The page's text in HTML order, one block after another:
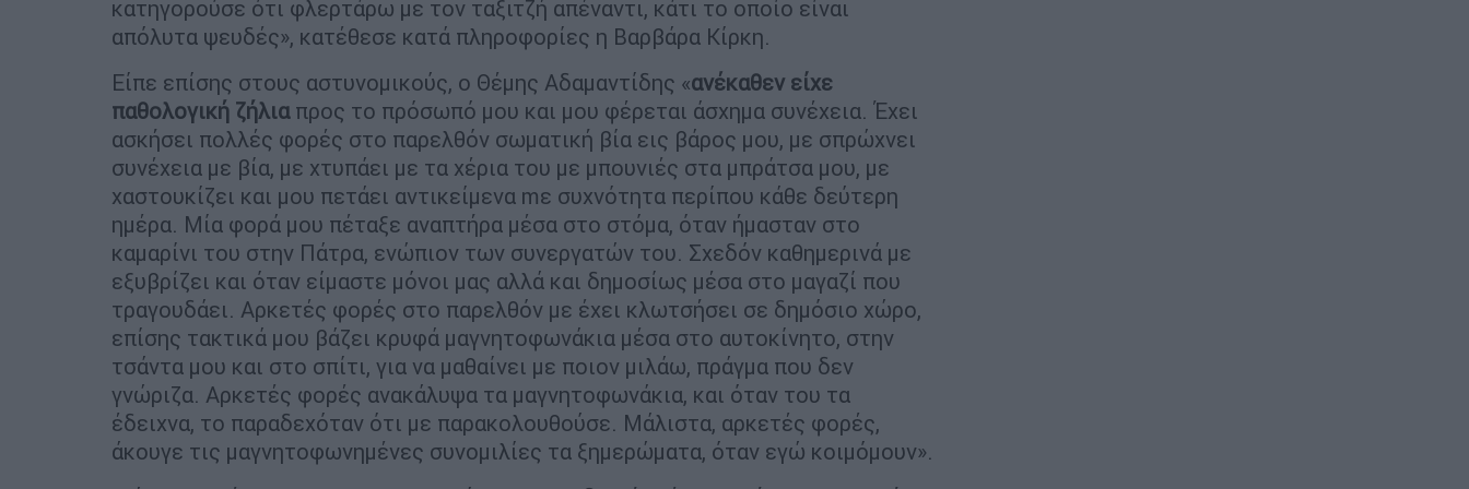
κατηγορούσε ότι φλερτάρω με τον ταξιτζή απέναντι, κάτι το οποίο είναι
απόλυτα ψευδές», κατέθεσε κατά πληροφορίες η Βαρβάρα Κίρκη.
Είπε επίσης στους αστυνομικούς, ο Θέμης Αδαμαντίδης «ανέκαθεν είχε
παθολογική ζήλιαπρος το πρόσωπό μου και μου φέρεται άσχημα συνέχεια. Έχει
ασκήσει πολλές φορές στο παρελθόν σωματική βία εις βάρος μου, με σπρώχνει
συνέχεια με βία, με χτυπάει με τα χέρια του με μπουνιές στα μπράτσα μου, με
χαστουκίζει και μου πετάει αντικείμενα mε συχνότητα περίπου κάθε δεύτερη
ημέρα. Μία φορά μου πέταξε αναπτήρα μέσα στο στόμα, όταν ήμασταν στο
καμαρίνι του στην Πάτρα, ενώπιον των συνεργατών του. Σχεδόν καθημερινά με
εξυβρίζει και όταν είμαστε μόνοι μας αλλά και δημοσίως μέσα στο μαγαζί που
τραγουδάει. Αρκετές φορές στο παρελθόν με έχει κλωτσήσει σε δημόσιο χώρο,
επίσης τακτικά μου βάζει κρυφά μαγνητοφωνάκια μέσα στο αυτοκίνητο, στην
τσάντα μου και στο σπίτι, για να μαθαίνει με ποιον μιλάω, πράγμα που δεν
γνώριζα. Αρκετές φορές ανακάλυψα τα μαγνητοφωνάκια, και όταν του τα
έδειχνα, το παραδεχόταν ότι με παρακολουθούσε. Μάλιστα, αρκετές φορές,
άκουγε τις μαγνητοφωνημένες συνομιλίες τα ξημερώματα, όταν εγώ κοιμόμουν».